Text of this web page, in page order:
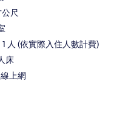
尺
人 (依實際入住人數計費)
床
上網